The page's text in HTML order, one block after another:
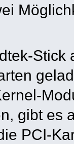
22:28 frontend0
Stick
gibt es
PCI-